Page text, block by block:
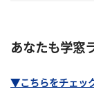
あなたも学窓
▼こちらをチェッ